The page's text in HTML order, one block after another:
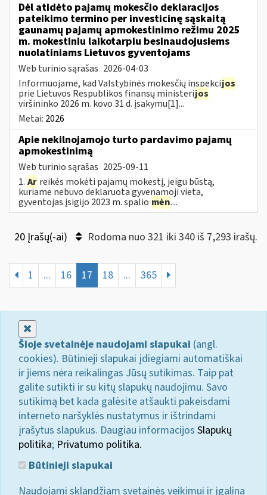
Dėl atidėto pajamų mokesčio deklaracijos
pateikimo termino per investicinę sąskaitą
gaunamų pajamų apmokestinimo režimu 2025
m. mokestiniu laikotarpiu besinaudojusiems
nuolatiniams Lietuvos gyventojams
Web turinio sąrašas 2026-04-03
Informuojame, kad Valstybinės mokesčių inspekcijos
prie Lietuvos Respublikos finansų ministerijos
viršininko 2026 m. kovo 31 d. įsakymu[1]...
Metai: 2026
Apie nekilnojamojo turto pardavimo pajamų
apmokestinimą
Web turinio sąrašas 2025-09-11
1. Ar reikės mokėti pajamų mokestį, jeigu būstą,
kuriame nebuvo deklaruota gyvenamoji vieta,
gyventojas įsigijo 2023 m. spalio mėn....
20 Įrašų(-ai) Rodoma nuo 321 iki 340 iš 7,293 irašų.
1 ... 16 17 18 ... 365
Šioje svetainėje naudojami slapukai (angl.
cookies). Būtinieji slapukai įdiegiami automatiškai
ir jiems nėra reikalingas Jūsų sutikimas. Taip pat
galite sutikti ir su kitų slapukų naudojimu. Savo
sutikimą bet kada galėsite atšaukti pakeisdami
interneto naršyklės nustatymus ir ištrindami
įrašytus slapukus. Daugiau informacijos Slapukų
politika; Privatumo politika.
Būtinieji slapukai
Naudojami sklandžiam svetainės veikimui ir įgalina